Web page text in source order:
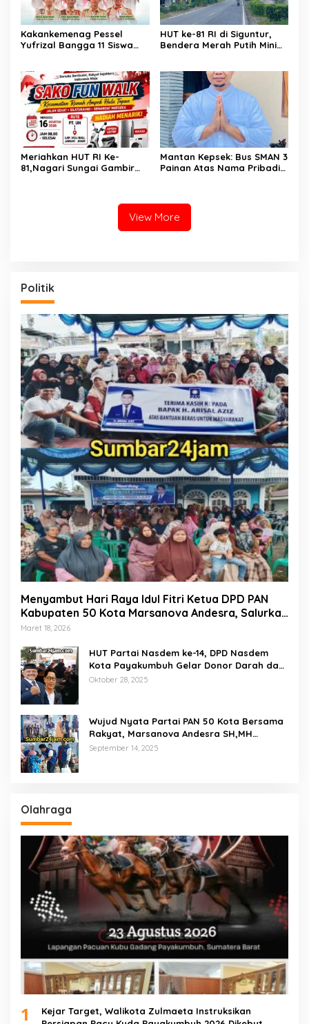
Kakankemenag Pessel
Yufrizal Bangga 11 Siswa
Bisa Harumkan Nama
Madrasah dan Daerah
HUT ke-81 RI di Siguntur,
Bendera Merah Putih Minim
Masyarakat”
Meriahkan HUT RI Ke-
81,Nagari Sungai Gambir
Mantan Kepsek: Bus SMAN 3
Painan Atas Nama Pribadi
Dengan Dealer
View More
Politik
Menyambut Hari Raya Idul Fitri Ketua DPD PAN
Kabupaten 50 Kota Marsanova Andesra, Salurkan
Empat Ton Bantuan Beras Untuk Masyarakat
Maret 18, 2026
HUT Partai Nasdem ke-14, DPD Nasdem
Kota Payakumbuh Gelar Donor Darah dan
Pemeriksaan Kesehatan Gratis
Oktober 28, 2025
Wujud Nyata Partai PAN 50 Kota Bersama
Rakyat, Marsanova Andesra SH,MH
Salurkan 600 Karung Beras Untuk
September 14, 2025
Olahraga
1
Kejar Target, Walikota Zulmaeta Instruksikan